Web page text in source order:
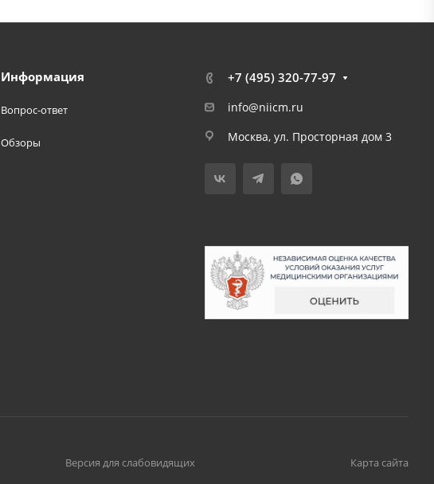
Информация
Вопрос-ответ
Обзоры
+7 (495) 320-77-97
info@niicm.ru
Москва, ул. Просторная дом 3
Версия для слабовидящих Карта сайта